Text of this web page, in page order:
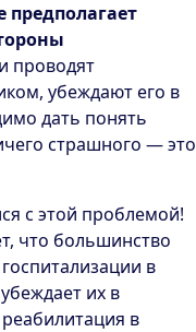
проводят
убеждают его в
дать понять
страшного — это
с этой проблемой!
что большинство
в
их в
в